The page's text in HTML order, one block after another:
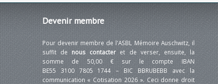
Devenir membre
Pour devenir membre de l'ASBL Mémoire Auschwitz, il
suffit de nous contacteret de verser, ensuite, la
somme de 50,00 € sur le compte IBAN
BE55 3100 7805 1744 – BIC BBRUBEBB avec la
communication « Cotisation 2026 ». Ceci donne droit